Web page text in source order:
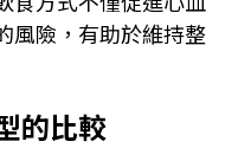
風險，有助於維持整
的比較